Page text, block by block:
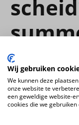
€ 387.00 Incl. BTW
op voorraad
Wij gebruiken
We kunnen deze
onze website te
een geweldige website-
cookies die we